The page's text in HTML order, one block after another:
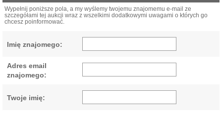
Wyszukiwanie zaawansowane
Wypełnij poniższe pola, a my wyślemy twojemu znajomemu e-mail ze
szczegółami tej aukcji wraz z wszelkimi dodatkowymi uwagami o których go
chcesz poinformować.
Imię znajomego:
Adres email
znajomego:
Twoje imię: